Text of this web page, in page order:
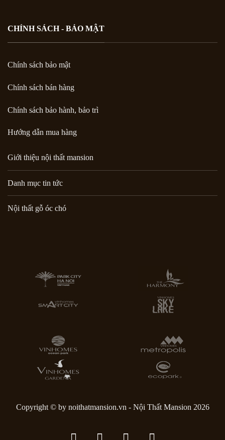
CHÍNH SÁCH - BẢO MẬT
Chính sách bảo mật
Chính sách bán hàng
Chính sách bảo hành, bảo trì
Hướng dẫn mua hàng
Giới thiệu nội thất mansion
Danh mục tin tức
Nội thất gỗ óc chó
Copyright © by noithatmansion.vn - Nội Thất Mansion 2026